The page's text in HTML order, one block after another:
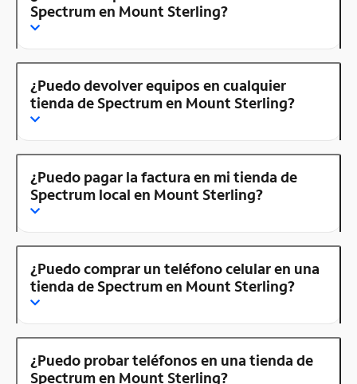
Spectrum en Mount Sterling?
¿Puedo devolver equipos en cualquier
tienda de Spectrum en Mount Sterling?
¿Puedo pagar la factura en mi tienda de
Spectrum local en Mount Sterling?
¿Puedo comprar un teléfono celular en una
tienda de Spectrum en Mount Sterling?
¿Puedo probar teléfonos en una tienda de
Spectrum en Mount Sterling?